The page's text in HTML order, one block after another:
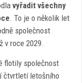
vyřadit všechny
. To je o několik let
společnost
v roce 2029.
flotily společnost
čtvrtletí letošního